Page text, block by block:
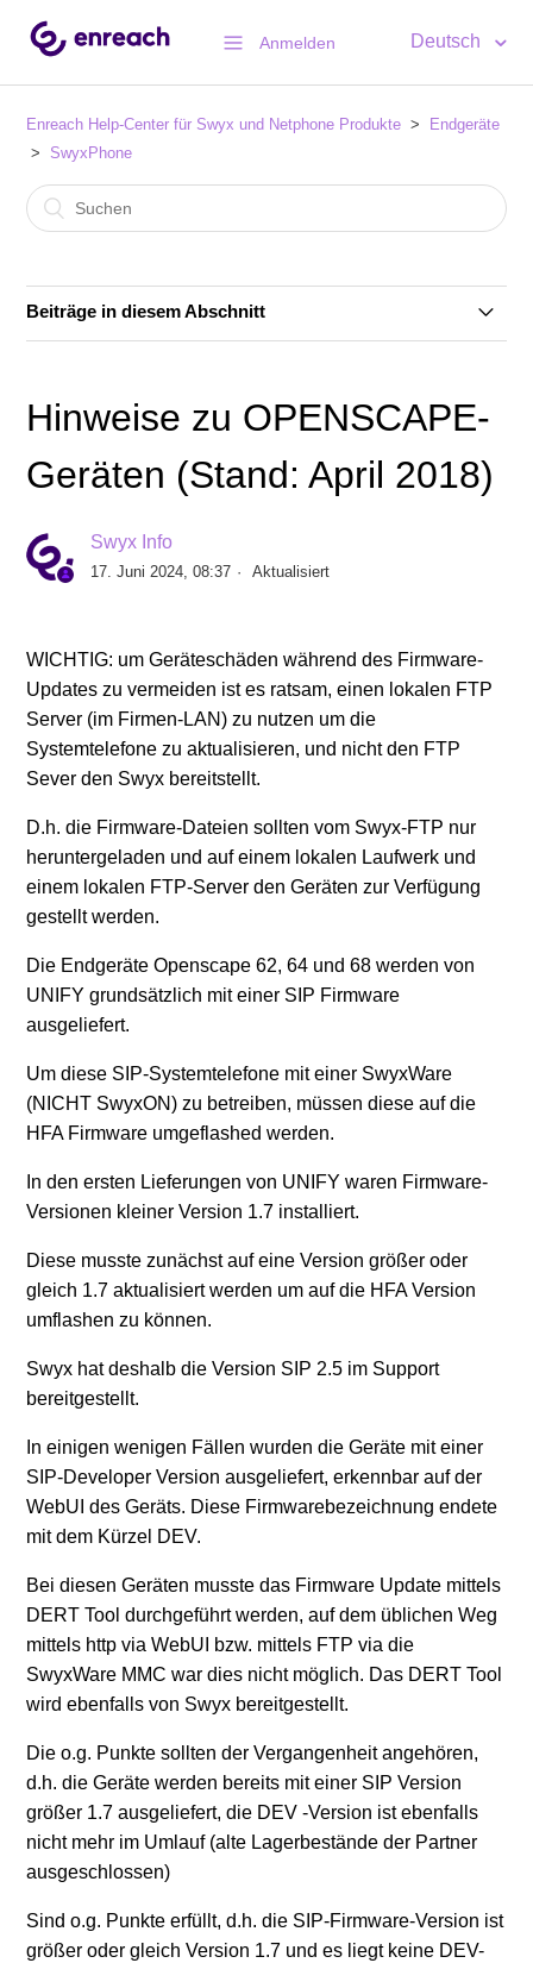
Anmelden Deutsch
Enreach Help-Center für Swyx und Netphone Produkte
Endgeräte
SwyxPhone
Beiträge in diesem Abschnitt
SwyxPhone Firmware Übersicht ab Swyx 13
SwyxPhone Firmware Übersicht (Archiv: bis
INFO: SwyxPhone L77 hat nach erstmaliger
SwyxPhone L6x Firmware V1 R4.6.2 verfügbar für
SwyxWare 11
Falsche Zeitanzeige am SwyxPhone L62/L64/L66
Power over Ethernet (PoE) Leistungsklassen der
SwyxPhones / SwyxDect / Yealink
Yealink Phones
SwyxPhones brauchen korrekte Uhrzeit für
SwyxPhone auf Werkseinstellungen zurücksetzen
Weitere anzeigen
Hinweise zu OPENSCAPE-
Geräten (Stand: April 2018)
Swyx Info
17. Juni 2024, 08:37 Aktualisiert
WICHTIG: um Geräteschäden während des Firmware-
Updates zu vermeiden ist es ratsam, einen lokalen FTP
Server (im Firmen-LAN) zu nutzen um die
Systemtelefone zu aktualisieren, und nicht den FTP
Sever den Swyx bereitstellt.
D.h. die Firmware-Dateien sollten vom Swyx-FTP nur
heruntergeladen und auf einem lokalen Laufwerk und
einem lokalen FTP-Server den Geräten zur Verfügung
gestellt werden.
Die Endgeräte Openscape 62, 64 und 68 werden von
UNIFY grundsätzlich mit einer SIP Firmware
ausgeliefert.
Um diese SIP-Systemtelefone mit einer SwyxWare
(NICHT SwyxON) zu betreiben, müssen diese auf die
HFA Firmware umgeflashed werden.
In den ersten Lieferungen von UNIFY waren Firmware-
Versionen kleiner Version 1.7 installiert.
Diese musste zunächst auf eine Version größer oder
gleich 1.7 aktualisiert werden um auf die HFA Version
umflashen zu können.
Swyx hat deshalb die Version SIP 2.5 im Support
bereitgestellt.
In einigen wenigen Fällen wurden die Geräte mit einer
SIP-Developer Version ausgeliefert, erkennbar auf der
WebUI des Geräts. Diese Firmwarebezeichnung endete
mit dem Kürzel DEV.
Bei diesen Geräten musste das Firmware Update mittels
DERT Tool durchgeführt werden, auf dem üblichen Weg
mittels http via WebUI bzw. mittels FTP via die
SwyxWare MMC war dies nicht möglich. Das DERT Tool
wird ebenfalls von Swyx bereitgestellt.
Die o.g. Punkte sollten der Vergangenheit angehören,
d.h. die Geräte werden bereits mit einer SIP Version
größer 1.7 ausgeliefert, die DEV -Version ist ebenfalls
nicht mehr im Umlauf (alte Lagerbestände der Partner
ausgeschlossen)
Sind o.g. Punkte erfüllt, d.h. die SIP-Firmware-Version ist
größer oder gleich Version 1.7 und es liegt keine DEV-